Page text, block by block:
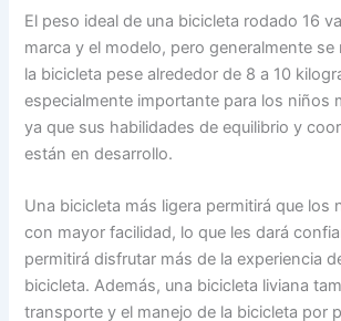
El peso ideal de una bicicleta rodado 16
marca y el modelo, pero generalmente se
la bicicleta pese alrededor de 8 a 10
especialmente importante para los niños
ya que sus habilidades de equilibrio y
están en desarrollo.
Una bicicleta más ligera permitirá que los
con mayor facilidad, lo que les dará
permitirá disfrutar más de la experiencia
bicicleta. Además, una bicicleta liviana
transporte y el manejo de la bicicleta por